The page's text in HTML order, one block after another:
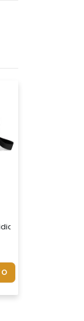
Alça De Mão
Alça De Mão,
Em Peva
Para
A Bolsa
Também É